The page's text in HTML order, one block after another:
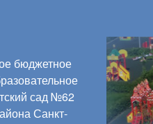
бюджетное
сад №62
Санкт-